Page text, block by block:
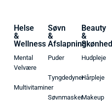
Helse
&
Wellness
Mental
Velvære
Multivitaminer
Søvn
&
Afslapning
Puder
Tyngdedyner
Søvnmasker
Beauty
&
Skønhed
Hudpleje
Hårpleje
Makeup